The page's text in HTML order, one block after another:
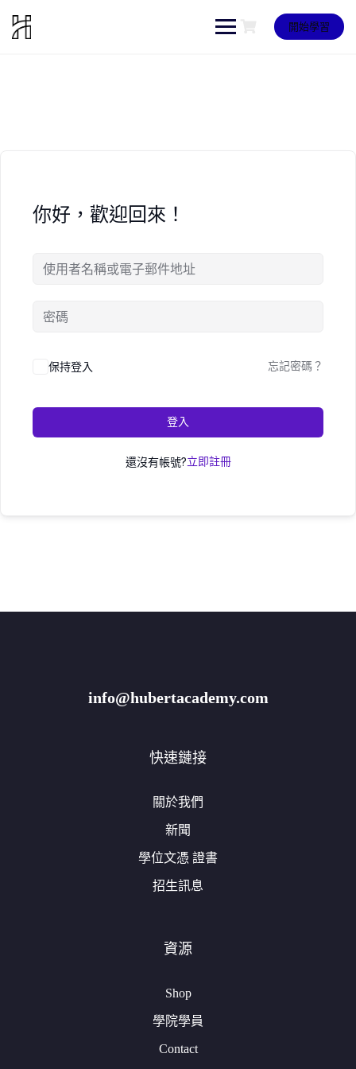
content
開始學習
你好，歡迎回來！
保持登入 忘記密碼？
登入
還沒有帳號?立即註冊
info@hubertacademy.com
快速鏈接
關於我們
新聞
學位文憑 證書
招生訊息
資源
Shop
學院學員
Contact